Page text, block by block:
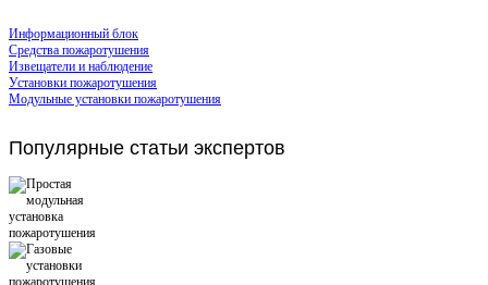
Информационный блок
Средства пожаротушения
Извещатели и наблюдение
Установки пожаротушения
Модульные установки пожаротушения
Популярные статьи экспертов